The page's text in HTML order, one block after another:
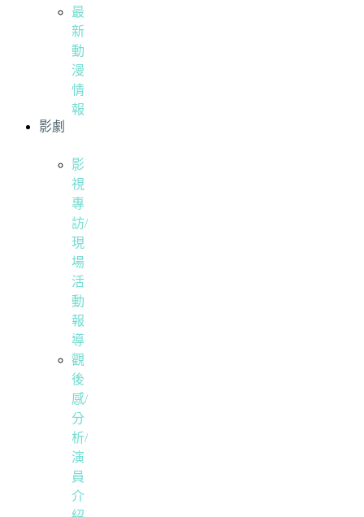
最
新
動
漫
情
報
影劇
影
視
專
訪/
現
場
活
動
報
導
觀
後
感/
分
析/
演
員
介